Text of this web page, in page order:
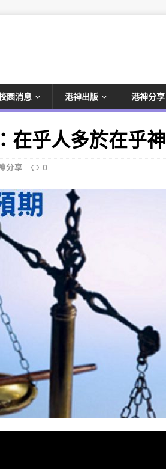
園消息 港神出版 港神分享
在乎人多於在乎神
分享 0